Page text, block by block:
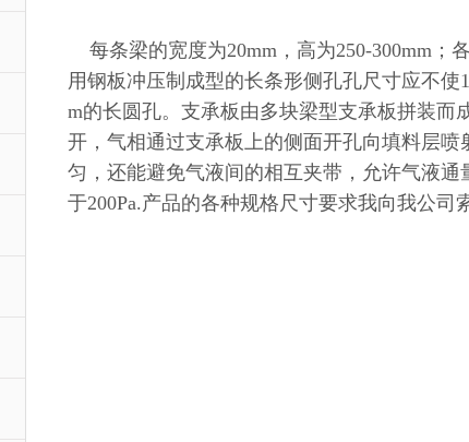
每条梁的宽度为20mm，高为250-300mm
用钢板冲压制成型的长条形侧孔孔尺寸应不
m的长圆孔。支承板由多块梁型支承板拼装
开，气相通过支承板上的侧面开孔向填料层
匀，还能避免气液间的相互夹带，允许气液通
于200Pa.产品的各种规格尺寸要求我向我公司